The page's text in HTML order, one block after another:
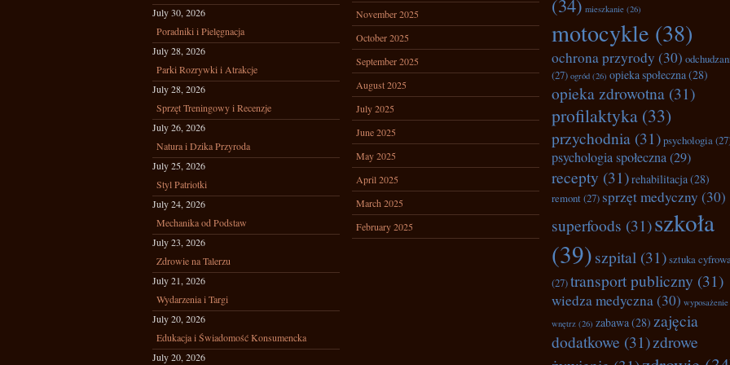
July 30, 2026
Poradniki i Pielęgnacja
July 28, 2026
Parki Rozrywki i Atrakcje
July 28, 2026
Sprzęt Treningowy i Recenzje
July 26, 2026
Natura i Dzika Przyroda
July 25, 2026
Styl Patriotki
July 24, 2026
Mechanika od Podstaw
July 23, 2026
Zdrowie na Talerzu
July 21, 2026
Wydarzenia i Targi
July 20, 2026
Edukacja i Świadomość Konsumencka
July 20, 2026
November 2025
October 2025
September 2025
August 2025
July 2025
June 2025
May 2025
April 2025
March 2025
February 2025
(34) mieszkanie (26)
motocykle (38)
ochrona przyrody (30)
(27) ogród (26) opieka społeczna(28)
opieka zdrowotna (31)
profilaktyka (33)
przychodnia (31)psychologia
psychologia społeczna(29)
recepty (31)rehabilitacja(28)
remont(27) sprzęt medyczny (30)
superfoods (31)szkoła
(39)szpital (31)sztuka
(27)transport publiczny (31)
wiedza medyczna(30) wyposażenie
wnętrz (26) zabawa(28) zajęcia
dodatkowe (31)zdrowe